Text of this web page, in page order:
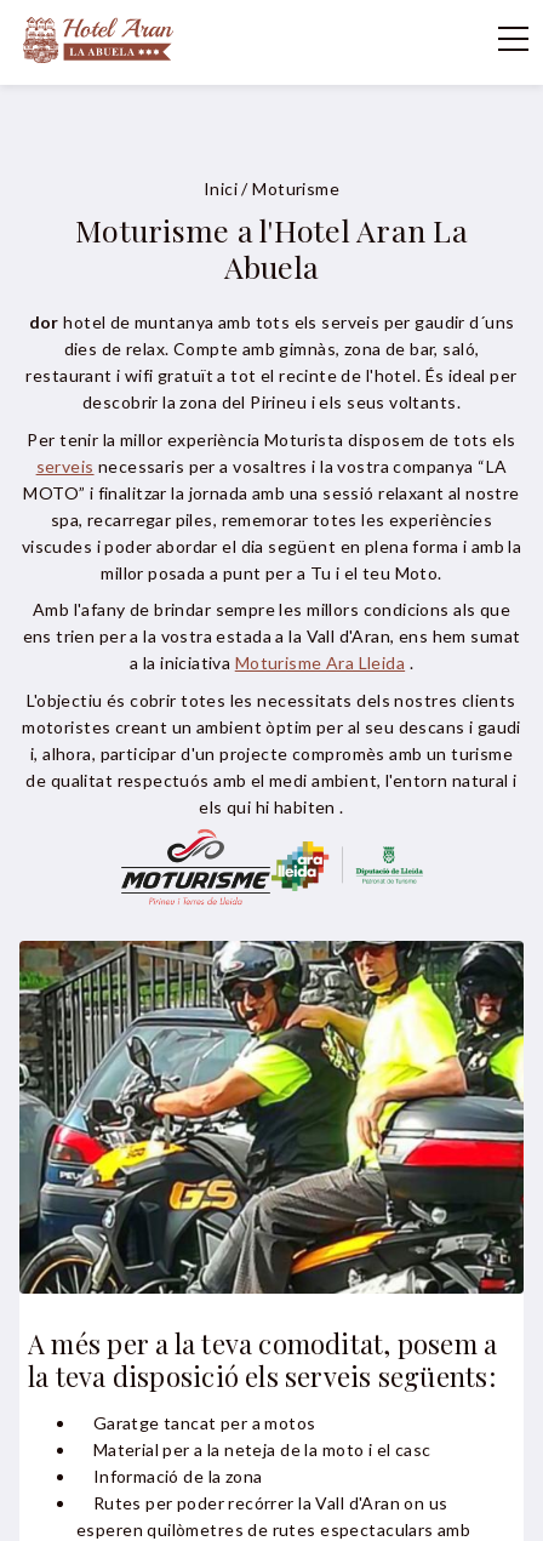
Inici /Moturisme
Moturisme a l'Hotel Aran La
Abuela
dor hotel de muntanya amb tots els serveis per gaudir d´uns
dies de relax. Compte amb gimnàs, zona de bar, saló,
restaurant i wifi gratuït a tot el recinte de l'hotel. És ideal per
descobrir la zona del Pirineu i els seus voltants.
Per tenir la millor experiència Moturista disposem de tots els
serveis necessaris per a vosaltres i la vostra companya “LA
MOTO” i finalitzar la jornada amb una sessió relaxant al nostre
spa, recarregar piles, rememorar totes les experiències
viscudes i poder abordar el dia següent en plena forma i amb la
millor posada a punt per a Tu i el teu Moto.
Amb l'afany de brindar sempre les millors condicions als que
ens trien per a la vostra estada a la Vall d'Aran, ens hem sumat
a la iniciativa Moturisme Ara Lleida .
L'objectiu és cobrir totes les necessitats dels nostres clients
motoristes creant un ambient òptim per al seu descans i gaudi
i, alhora, participar d'un projecte compromès amb un turisme
de qualitat respectuós amb el medi ambient, l'entorn natural i
els qui hi habiten .
A més per a la teva comoditat, posem a
la teva disposició els serveis següents:
Garatge tancat per a motos
Material per a la neteja de la moto i el casc
Informació de la zona
Rutes per poder recórrer la Vall d'Aran on us
esperen quilòmetres de rutes espectaculars amb